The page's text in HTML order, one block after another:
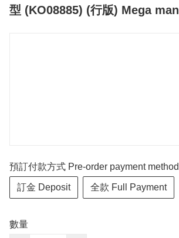
型 (KO08885) (行版) Mega man
預訂付款方式 Pre-order payment method
訂金 Deposit 全款 Full Payment
數量